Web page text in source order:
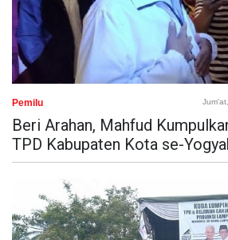
Pemilu
Beri Arahan, Mahfud
TPD Kabupaten Kota se-